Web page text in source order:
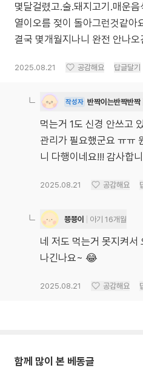
몇달걸렸고.술.돼지고기.매운
열이오름 젖이 돌아그런것같아
결국 몇개월지나니 완전 안나오
2025.08.21 공감해요 답글달기
작성자 반짝이는반짝반짝
먹는거 1도 신경 안쓰고
관리가 필요했군요 ㅠㅠ
니 다행이네요!!! 감사합
2025.08.21 공감해요
쭁쭁이 아기 16개월
네 저도 먹는거 못지켜서
나긴나요~ 😂
2025.08.21 공감해요
함께 많이 본 베동글